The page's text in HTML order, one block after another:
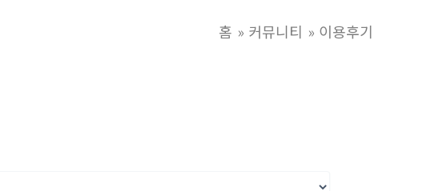
홈 커뮤니티 이용후기